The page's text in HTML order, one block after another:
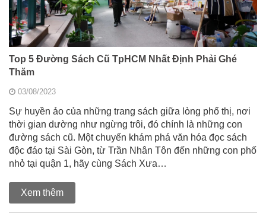
Top 5 Đường Sách Cũ TpHCM Nhất Định Phải Ghé
Thăm
03/08/2023
Sự huyền ảo của những trang sách giữa lòng phố thị, nơi
thời gian dường như ngừng trôi, đó chính là những con
đường sách cũ. Một chuyến khám phá văn hóa đọc sách
độc đáo tại Sài Gòn, từ Trần Nhân Tôn đến những con phố
nhỏ tại quận 1, hãy cùng Sách Xưa…
Xem thêm